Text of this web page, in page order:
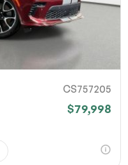
CS757205
$79,998